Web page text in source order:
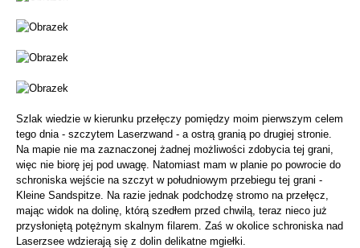
Szlak wiedzie w kierunku przełęczy pomiędzy moim pierwszym celem
tego dnia - szczytem Laserzwand - a ostrą granią po drugiej stronie.
Na mapie nie ma zaznaczonej żadnej możliwości zdobycia tej grani,
więc nie biorę jej pod uwagę. Natomiast mam w planie po powrocie do
schroniska wejście na szczyt w południowym przebiegu tej grani -
Kleine Sandspitze. Na razie jednak podchodzę stromo na przełęcz,
mając widok na dolinę, którą szedłem przed chwilą, teraz nieco już
przysłoniętą potężnym skalnym filarem. Zaś w okolice schroniska nad
Laserzsee wdzierają się z dolin delikatne mgiełki.